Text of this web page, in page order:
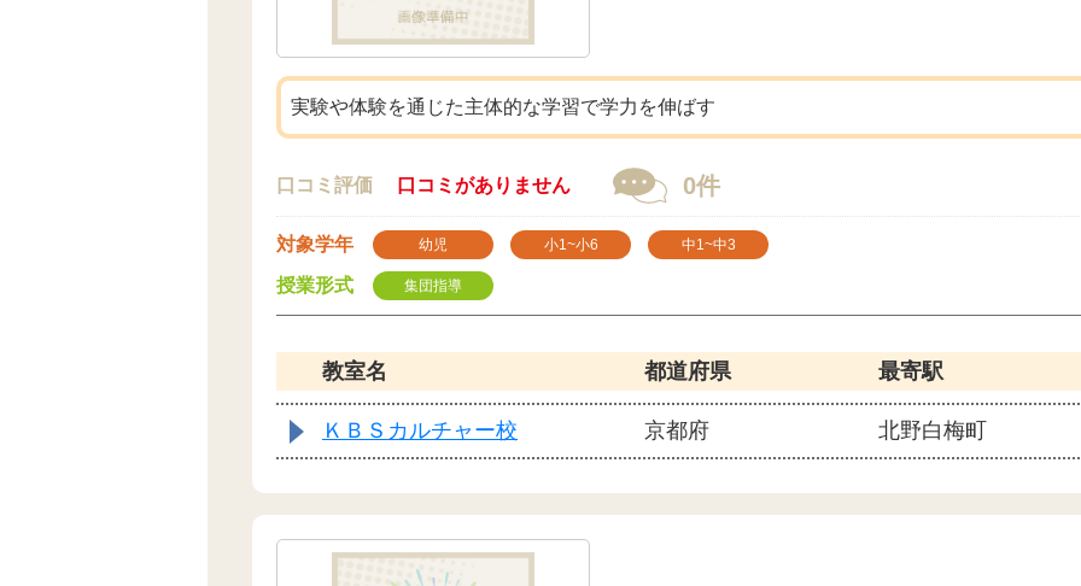
実験や体験を通じた主体的な学習で学力を伸ばす
口コミ評価 口コミがありません 0件
対象学年 幼児 小1~小6 中1~中3
授業形式 集団指導
教室名 都道府県 最寄駅
ＫＢＳカルチャー校 京都府 北野白梅町